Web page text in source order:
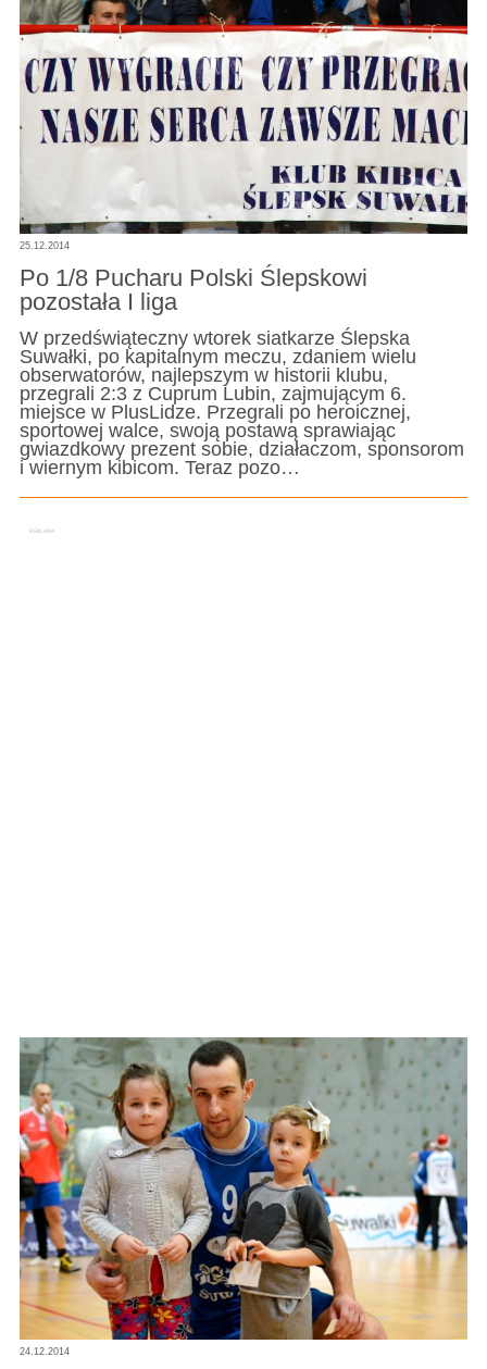
25.12.2014
Po 1/8 Pucharu Polski Ślepskowi
pozostała I liga
W przedświąteczny wtorek siatkarze Ślepska
Suwałki, po kapitalnym meczu, zdaniem wielu
obserwatorów, najlepszym w historii klubu,
przegrali 2:3 z Cuprum Lubin, zajmującym 6.
miejsce w PlusLidze. Przegrali po heroicznej,
sportowej walce, swoją postawą sprawiając
gwiazdkowy prezent sobie, działaczom, sponsorom
i wiernym kibicom. Teraz pozo…
24.12.2014